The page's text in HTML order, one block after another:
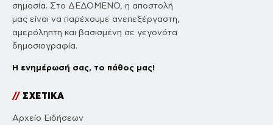
σημασία. Στο ΔΕΔΟΜΕΝΟ, η αποστολή
μας είναι να παρέχουμε ανεπεξέργαστη,
αμερόληπτη και βασισμένη σε γεγονότα
δημοσιογραφία.
Η ενημέρωσή σας, το πάθος μας!
//ΣΧΕΤΙΚΑ
Αρχείο Ειδήσεων